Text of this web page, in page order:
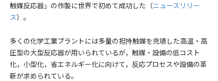
触媒反応器」の作製に世界で初めて成功した（ニュースリリー
ス）。
多くの化学工業プラントには多量の担持触媒を充填した高温・高
圧型の大型反応器が用いられているが，触媒・設備の低コスト
化，小型化，省エネルギー化に向けて，反応プロセスや設備の革
新が求められている。